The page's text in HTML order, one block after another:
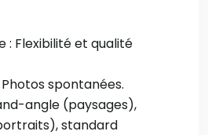
: Flexibilité et qualité
spontanées.
angle (paysages),
standard